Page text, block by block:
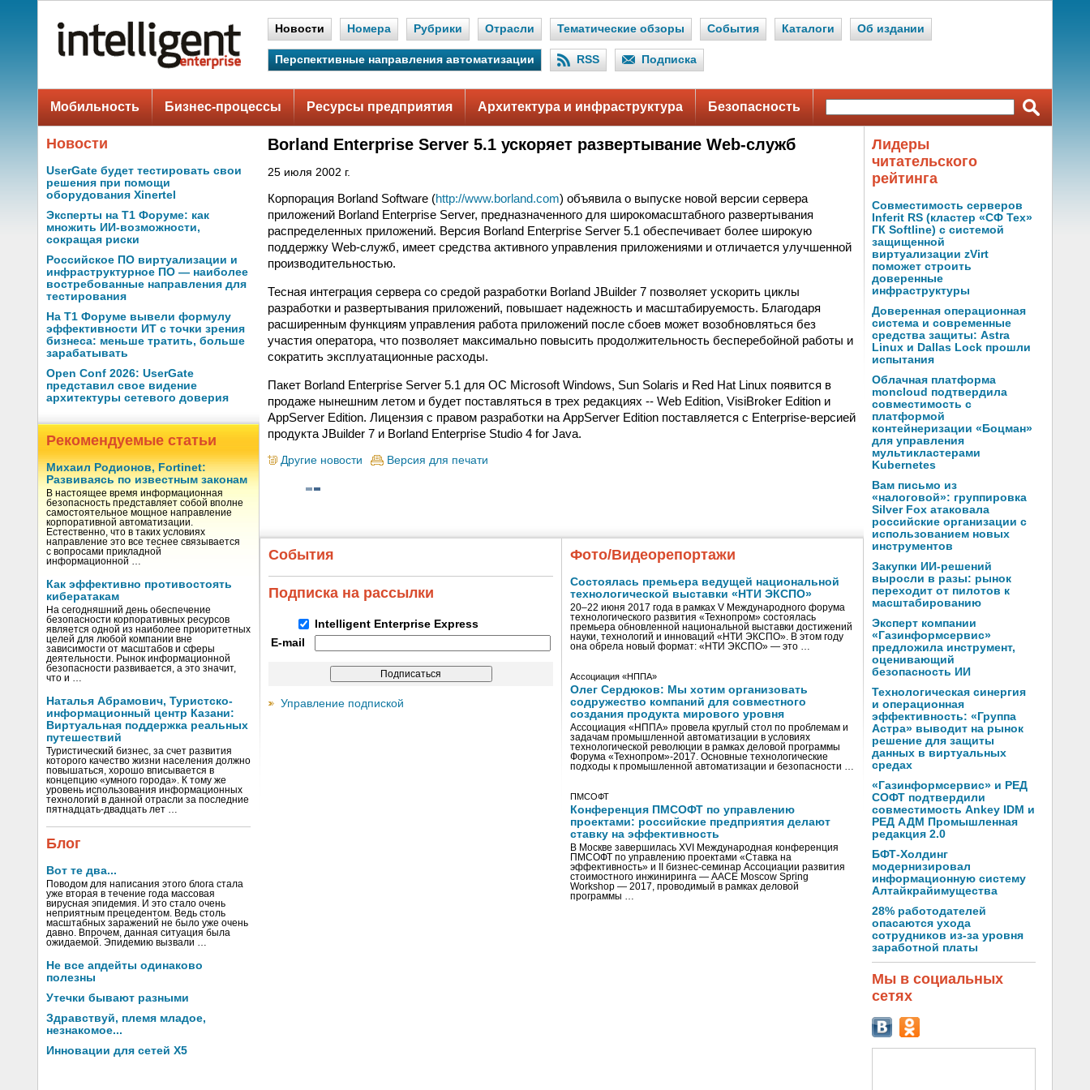
Новости Номера Рубрики Отрасли Тематические обзоры События Каталоги Об издании
Перспективные направления автоматизации RSS Подписка
Мобильность Бизнес-процессы Ресурсы предприятия Архитектура и инфраструктура Безопасность
Новости
UserGate будет тестировать свои
решения при помощи
оборудования Xinertel
Эксперты на Т1 Форуме: как
множить ИИ-возможности,
сокращая риски
Российское ПО виртуализации и
инфраструктурное ПО — наиболее
востребованные направления для
тестирования
На Т1 Форуме вывели формулу
эффективности ИТ с точки зрения
бизнеса: меньше тратить, больше
зарабатывать
Open Conf 2026: UserGate
представил свое видение
архитектуры сетевого доверия
Рекомендуемые статьи
Михаил Родионов, Fortinet:
Развиваясь по известным законам
В настоящее время информационная
безопасность представляет собой вполне
самостоятельное мощное направление
корпоративной автоматизации.
Естественно, что в таких условиях
направление это все теснее связывается
с вопросами прикладной
информационной …
Как эффективно противостоять
кибератакам
На сегодняшний день обеспечение
безопасности корпоративных ресурсов
является одной из наиболее приоритетных
целей для любой компании вне
зависимости от масштабов и сферы
деятельности. Рынок информационной
безопасности развивается, а это значит,
что и …
Наталья Абрамович, Туристско-
информационный центр Казани:
Виртуальная поддержка реальных
путешествий
Туристический бизнес, за счет развития
которого качество жизни населения должно
повышаться, хорошо вписывается в
концепцию «умного города». К тому же
уровень использования информационных
технологий в данной отрасли за последние
пятнадцать-двадцать лет …
Блог
Вот те два...
Поводом для написания этого блога стала
уже вторая в течение года массовая
вирусная эпидемия. И это стало очень
неприятным прецедентом. Ведь столь
масштабных заражений не было уже очень
давно. Впрочем, данная ситуация была
ожидаемой. Эпидемию вызвали …
Не все апдейты одинаково
полезны
Утечки бывают разными
Здравствуй, племя младое,
незнакомое...
Инновации для сетей X5
Borland Enterprise Server 5.1 ускоряет развертывание Web-служб
25 июля 2002 г.
Корпорация Borland Software (http://www.borland.com) объявила о выпуске новой версии сервера
приложений Borland Enterprise Server, предназначенного для широкомасштабного развертывания
распределенных приложений. Версия Borland Enterprise Server 5.1 обеспечивает более широкую
поддержку Web-служб, имеет средства активного управления приложениями и отличается улучшенной
производительностью.
Тесная интеграция сервера со средой разработки Borland JBuilder 7 позволяет ускорить циклы
разработки и развертывания приложений, повышает надежность и масштабируемость. Благодаря
расширенным функциям управления работа приложений после сбоев может возобновляться без
участия оператора, что позволяет максимально повысить продолжительность бесперебойной работы и
сократить эксплуатационные расходы.
Пакет Borland Enterprise Server 5.1 для ОС Microsoft Windows, Sun Solaris и Red Hat Linux появится в
продаже нынешним летом и будет поставляться в трех редакциях -- Web Edition, VisiBroker Edition и
AppServer Edition. Лицензия с правом разработки на AppServer Edition поставляется с Enterprise-версией
продукта JBuilder 7 и Borland Enterprise Studio 4 for Java.
Другие новости Версия для печати
События
Подписка на рассылки
Intelligent Enterprise Express
E-mail
Управление подпиской
Фото/Видеорепортажи
Состоялась премьера ведущей национальной
технологической выставки «НТИ ЭКСПО»
20–22 июня 2017 года в рамках V Международного форума
технологического развития «Технопром» состоялась
премьера обновленной национальной выставки достижений
науки, технологий и инноваций «НТИ ЭКСПО». В этом году
она обрела новый формат: «НТИ ЭКСПО» — это …
Ассоциация «НППА»
Олег Сердюков: Мы хотим организовать
содружество компаний для совместного
создания продукта мирового уровня
Ассоциация «НППА» провела круглый стол по проблемам и
задачам промышленной автоматизации в условиях
технологической революции в рамках деловой программы
Форума «Технопром»-2017. Основные технологические
подходы к промышленной автоматизации и безопасности …
ПМСОФТ
Конференция ПМСОФТ по управлению
проектами: российские предприятия делают
ставку на эффективность
В Москве завершилась XVI Международная конференция
ПМСОФТ по управлению проектами «Ставка на
эффективность» и II бизнес-семинар Ассоциации развития
стоимостного инжиниринга — AACE Moscow Spring
Workshop — 2017, проводимый в рамках деловой
программы …
Лидеры
читательского
рейтинга
Совместимость серверов
Inferit RS (кластер «СФ Тех»
ГК Softline) с системой
защищенной
виртуализации zVirt
поможет строить
доверенные
инфраструктуры
Доверенная операционная
система и современные
средства защиты: Astra
Linux и Dallas Lock прошли
испытания
Облачная платформа
moncloud подтвердила
совместимость с
платформой
контейнеризации «Боцман»
для управления
мультикластерами
Kubernetes
Вам письмо из
«налоговой»: группировка
Silver Fox атаковала
российские организации с
использованием новых
инструментов
Закупки ИИ-решений
выросли в разы: рынок
переходит от пилотов к
масштабированию
Эксперт компании
«Газинформсервис»
предложила инструмент,
оценивающий
безопасность ИИ
Технологическая синергия
и операционная
эффективность: «Группа
Астра» выводит на рынок
решение для защиты
данных в виртуальных
средах
«Газинформсервис» и РЕД
СОФТ подтвердили
совместимость Ankey IDM и
РЕД АДМ Промышленная
редакция 2.0
БФТ-Холдинг
модернизировал
информационную систему
Алтайкрайимущества
28% работодателей
опасаются ухода
сотрудников из-за уровня
заработной платы
Мы в социальных
сетях